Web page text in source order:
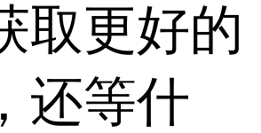
取更好的
还等什